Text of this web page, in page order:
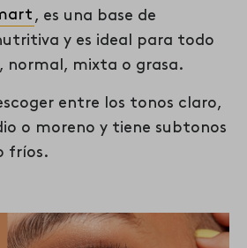
, es una base de
y es ideal para todo
normal, mixta o grasa.
entre los tonos claro,
o moreno y tiene subtonos
fríos.